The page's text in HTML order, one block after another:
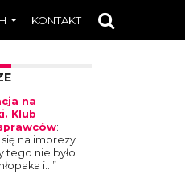
KONTAKT
na
Klub
:
się na imprezy
tego nie było
i…”